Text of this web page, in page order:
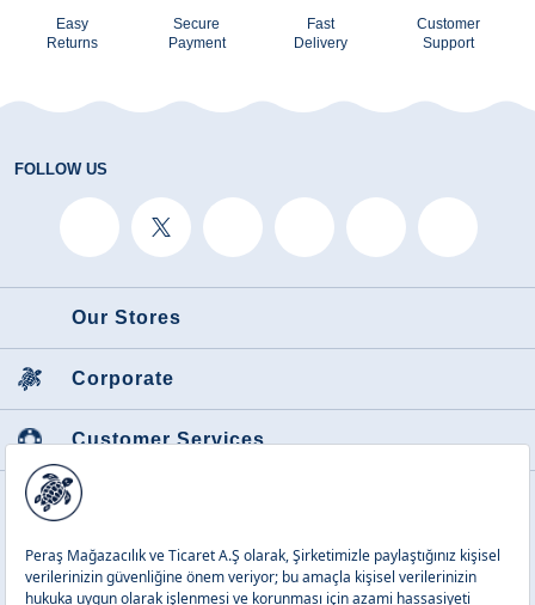
Easy
Returns
Secure
Payment
Fast
Delivery
Customer
Support
FOLLOW US
Our Stores
Corporate
Customer Services
Featured Categories